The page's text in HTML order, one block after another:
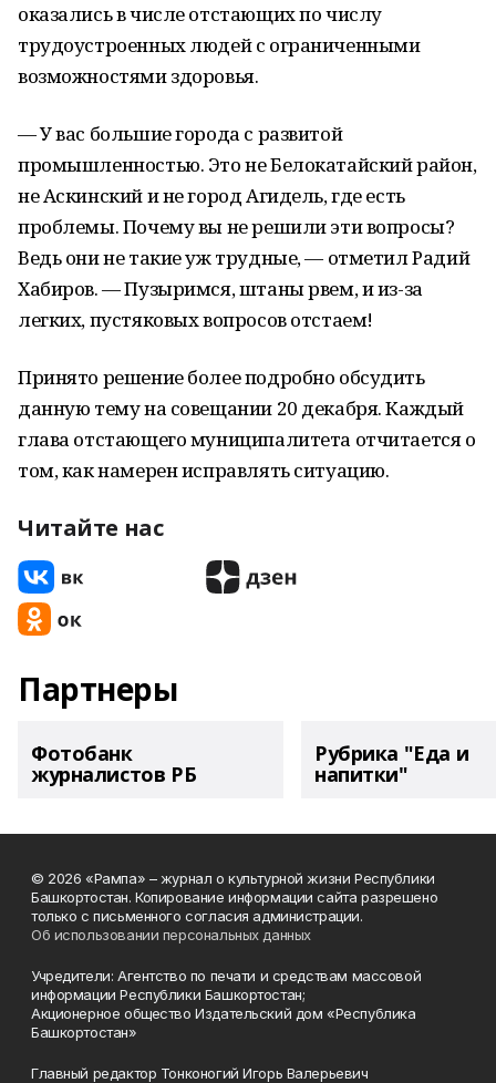
оказались в числе отстающих по числу
трудоустроенных людей с ограниченными
возможностями здоровья.
— У вас большие города с развитой
промышленностью. Это не Белокатайский район,
не Аскинский и не город Агидель, где есть
проблемы. Почему вы не решили эти вопросы?
Ведь они не такие уж трудные, — отметил Радий
Хабиров. — Пузыримся, штаны рвем, и из-за
легких, пустяковых вопросов отстаем!
Принято решение более подробно обсудить
данную тему на совещании 20 декабря. Каждый
глава отстающего муниципалитета отчитается о
том, как намерен исправлять ситуацию.
Читайте нас
Партнеры
Фотобанк
журналистов РБ
Рубрика "Еда и
напитки"
© 2026 «Рампа» – журнал о культурной жизни Республики
Башкортостан. Копирование информации сайта разрешено
только с письменного согласия администрации.
Об использовании персональных данных
Учредители: Агентство по печати и средствам массовой
информации Республики Башкортостан;
Акционерное общество Издательский дом «Республика
Башкортостан»
Главный редактор Тонконогий Игорь Валерьевич